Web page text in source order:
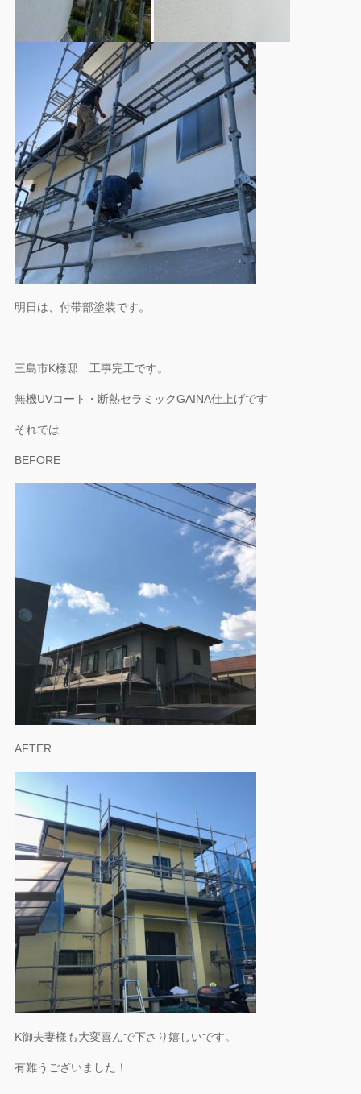
明日は、付帯部塗装です。
三島市K様邸 工事完工です。
無機UVコート・断熱セラミックGAINA仕上げです
それでは
BEFORE
AFTER
K御夫妻様も大変喜んで下さり嬉しいです。
有難うございました！